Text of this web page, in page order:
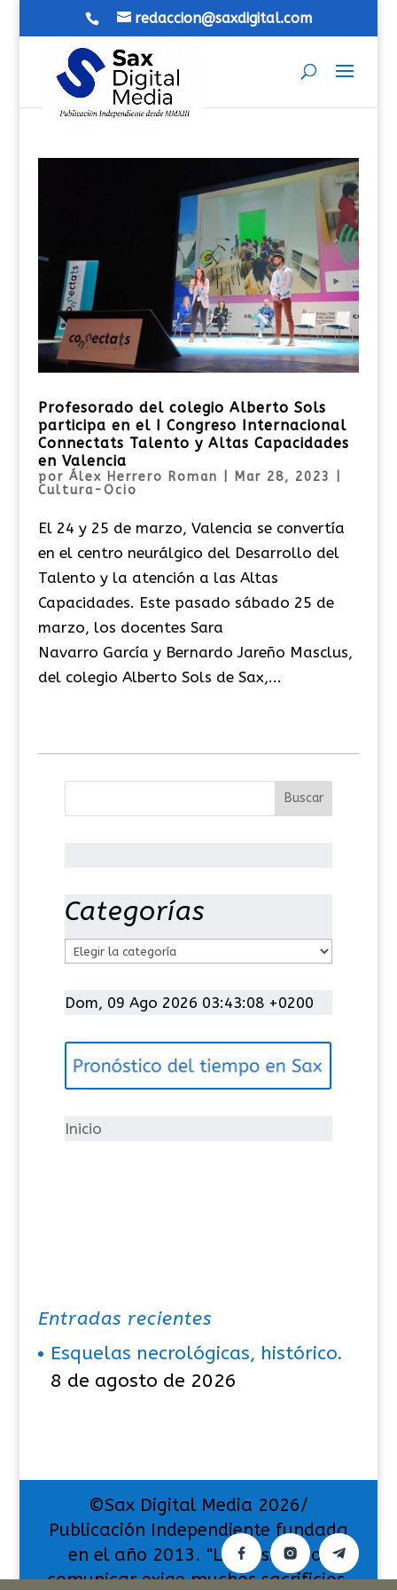
redaccion@saxdigital.com
Profesorado del colegio Alberto Sols
participa en el I Congreso Internacional
Connectats Talento y Altas Capacidades
en Valencia
por Álex Herrero Roman Mar 28, 2023
Cultura-Ocio
El 24 y 25 de marzo, Valencia se convertía
en el centro neurálgico del Desarrollo del
Talento y la atención a las Altas
Capacidades. Este pasado sábado 25 de
marzo, los docentes Sara
Navarro García y Bernardo Jareño Masclus,
del colegio Alberto Sols de Sax,...
Categorías
t
g
í
Dom, 09 Ago 2026 03:43:09 +0200
Inicio
Entradas recientes
Esquelas necrológicas, histórico.
8 de agosto de 2026
©Sax Digital Media 2026/
Publicación Independiente fundada
en el año 2013. "La pasión por
comunicar exige muchos sacrificios,